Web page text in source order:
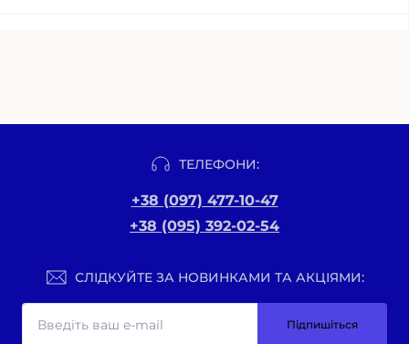
ТЕЛЕФОНИ:
+38 (097) 477-10-47
+38 (095) 392-02-54
СЛІДКУЙТЕ ЗА НОВИНКАМИ ТА АКЦІЯМИ:
Підпишіться